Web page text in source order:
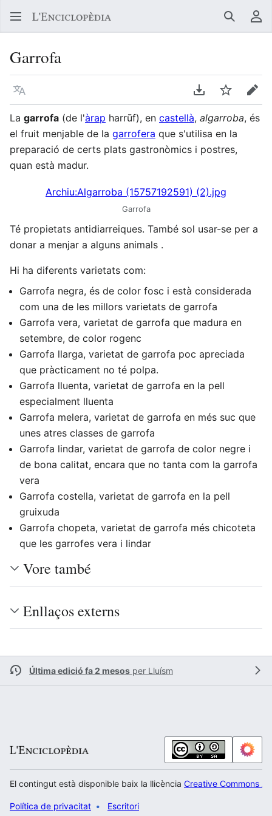
Buscar
Garrofa
Llegir en un atre idioma Descarregar en
Vigilar
La garrofa (de l'àrap harrūf), en castellà, algarroba, és
el fruit menjable de la garrofera que s'utilisa en la
preparació de certs plats gastronòmics i postres,
quan està madur.
Archiu:Algarroba (15757192591) (2).jpg
Garrofa
Té propietats antidiarreiques. També sol usar-se per a
donar a menjar a alguns animals .
Hi ha diferents varietats com:
Garrofa negra, és de color fosc i està considerada
com una de les millors varietats de garrofa
Garrofa vera, varietat de garrofa que madura en
setembre, de color rogenc
Garrofa llarga, varietat de garrofa poc apreciada
que pràcticament no té polpa.
Garrofa lluenta, varietat de garrofa en la pell
especialment lluenta
Garrofa melera, varietat de garrofa en més suc que
unes atres classes de garrofa
Garrofa lindar, varietat de garrofa de color negre i
de bona calitat, encara que no tanta com la garrofa
vera
Garrofa costella, varietat de garrofa en la pell
gruixuda
Garrofa chopeta, varietat de garrofa més chicoteta
que les garrofes vera i lindar
Vore també
Enllaços externs
Última edició fa 2 mesos per Lluísm
El contingut està disponible baix la llicència Creative Commons
Política de privacitat Escritori